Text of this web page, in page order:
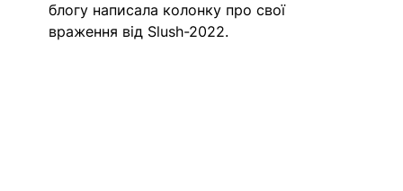
блогу написала колонку про свої
враження від Slush-2022.